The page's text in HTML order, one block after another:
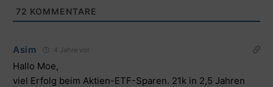
72 KOMMENTARE
Asim 4 Jahre vor
Hallo Moe,
viel Erfolg beim Aktien-ETF-Sparen. 21k in 2,5 Jahren